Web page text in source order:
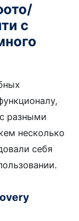
с
разными
несколько
себя